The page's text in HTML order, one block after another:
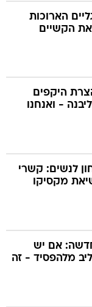
הארוכות
הקשיים
היקפים
- ואנחנו
לנשים: קשרי
מקסיקו
אם יש
מלהפסיד - זה